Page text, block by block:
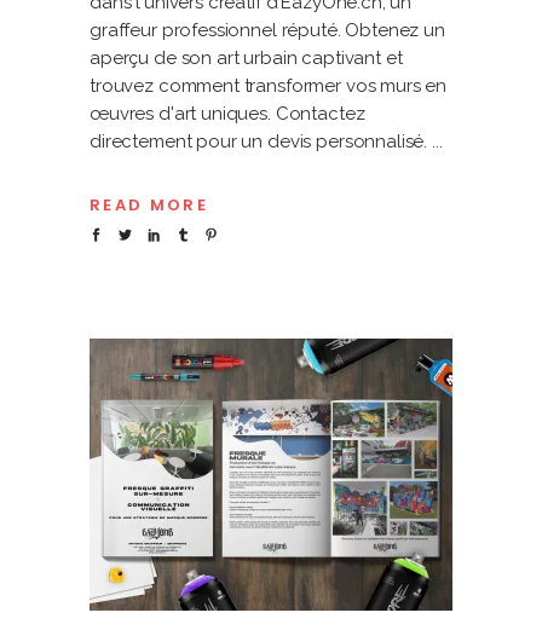
graffeur professionnel réputé. Obtenez un
aperçu de son art urbain captivant et
trouvez comment transformer vos murs en
œuvres d'art uniques. Contactez
directement pour un devis personnalisé.
READ MORE